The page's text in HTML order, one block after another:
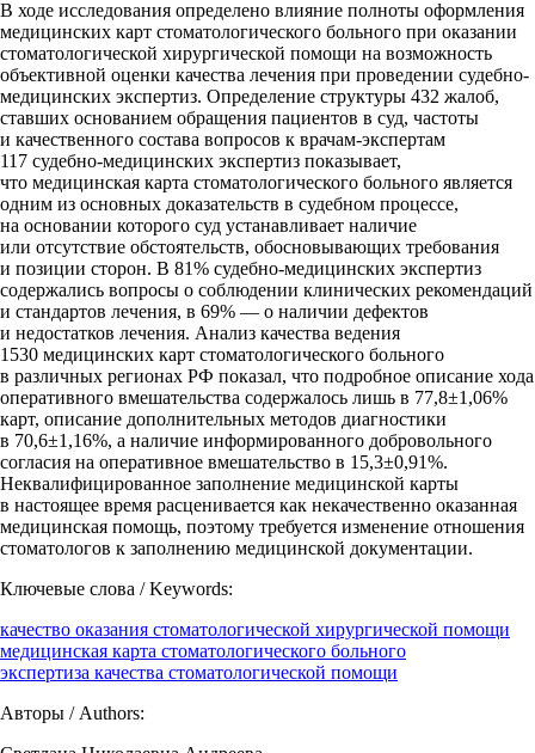
В ходе исследования определено влияние полноты оформления
медицинских карт стоматологического больного при оказании
стоматологической хирургической помощи на возможность
объективной оценки качества лечения при проведении судебно-
медицинских экспертиз. Определение структуры 432 жалоб,
ставших основанием обращения пациентов в суд, частоты
и качественного состава вопросов к врачам-экспертам
117 судебно-медицинских экспертиз показывает,
что медицинская карта стоматологического больного является
одним из основных доказательств в судебном процессе,
на основании которого суд устанавливает наличие
или отсутствие обстоятельств, обосновывающих требования
и позиции сторон. В 81% судебно-медицинских экспертиз
содержались вопросы о соблюдении клинических рекомендаций
и стандартов лечения, в 69% — о наличии дефектов
и недостатков лечения. Анализ качества ведения
1530 медицинских карт стоматологического больного
в различных регионах РФ показал, что подробное описание хода
оперативного вмешательства содержалось лишь в 77,8±1,06%
карт, описание дополнительных методов диагностики
в 70,6±1,16%, а наличие информированного добровольного
согласия на оперативное вмешательство в 15,3±0,91%.
Неквалифицированное заполнение медицинской карты
в настоящее время расценивается как некачественно оказанная
медицинская помощь, поэтому требуется изменение отношения
стоматологов к заполнению медицинской документации.
Ключевые слова / Keywords:
качество оказания стоматологической хирургической помощи
медицинская карта стоматологического больного
экспертиза качества стоматологической помощи
Авторы / Authors: